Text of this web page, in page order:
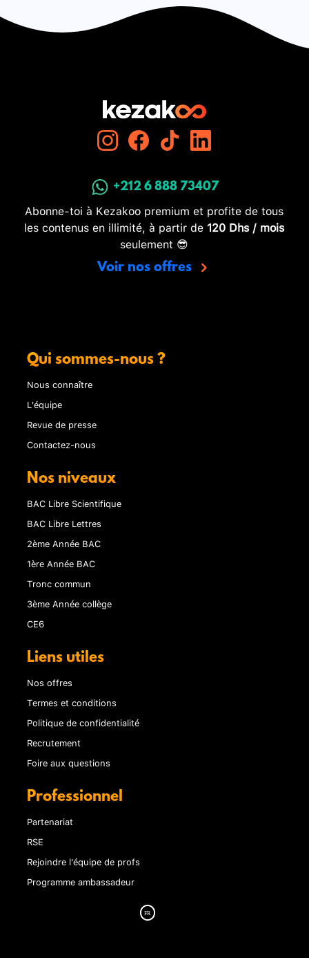
+212 6 888 73407
Abonne-toi à Kezakoo premium et profite de tous
les contenus en illimité, à partir de 120 Dhs / mois
seulement 😎
Voir nos offres
Qui sommes-nous ?
Nous connaître
L'équipe
Revue de presse
Contactez-nous
Nos niveaux
BAC Libre Scientifique
BAC Libre Lettres
2ème Année BAC
1ère Année BAC
Tronc commun
3ème Année collège
CE6
Liens utiles
Nos offres
Termes et conditions
Politique de confidentialité
Recrutement
Foire aux questions
Professionnel
Partenariat
RSE
Rejoindre l'équipe de profs
Programme ambassadeur